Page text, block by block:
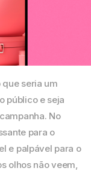
seria um
público e seja
No
para o
e palpável para o
olhos não veem,